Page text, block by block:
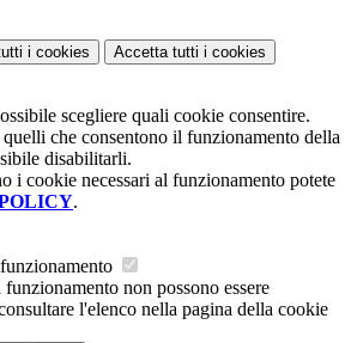
i cookies Accetta tutti i cookies
scegliere quali cookie consentire.
che consentono il funzionamento della
disabilitarli.
i cookie necessari al funzionamento potete
.
non possono essere
l'elenco nella pagina della cookie